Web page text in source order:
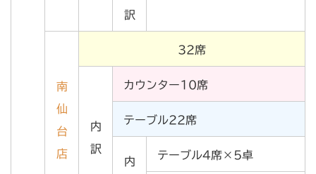
訳
南
仙
台
店
32席
内
訳
カウンター10席
テーブル22席
内
テーブル4席×5卓